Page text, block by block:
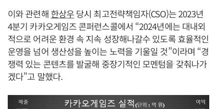
이와 관련해 한상우당시 최고전략책임자(CSO)는 2023년
4분기 카카오게임즈 콘퍼런스콜에서 “2024년에는 대내외
적으로 어려운 환경 속 지속 성장해나갈수 있도록 효율적인
운영을 넘어 생산성을 높이는 노력을 기울일 것”이라며 “경
쟁력 있는 콘텐츠를 발굴해 중장기적인 모멘텀을 갖춰나가
겠다”고 말했다.